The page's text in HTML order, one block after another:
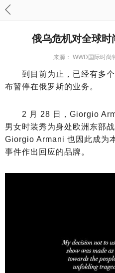
俄乌危机对全球时
来源： WWD国际时尚
到目前为止，已经有多个
布暂停在俄罗斯的业务。
2 月 28 日，Giorgio
男女时装秀为身处欧洲东部
Giorgio Armani 也因此成为
事件作出回应的品牌。